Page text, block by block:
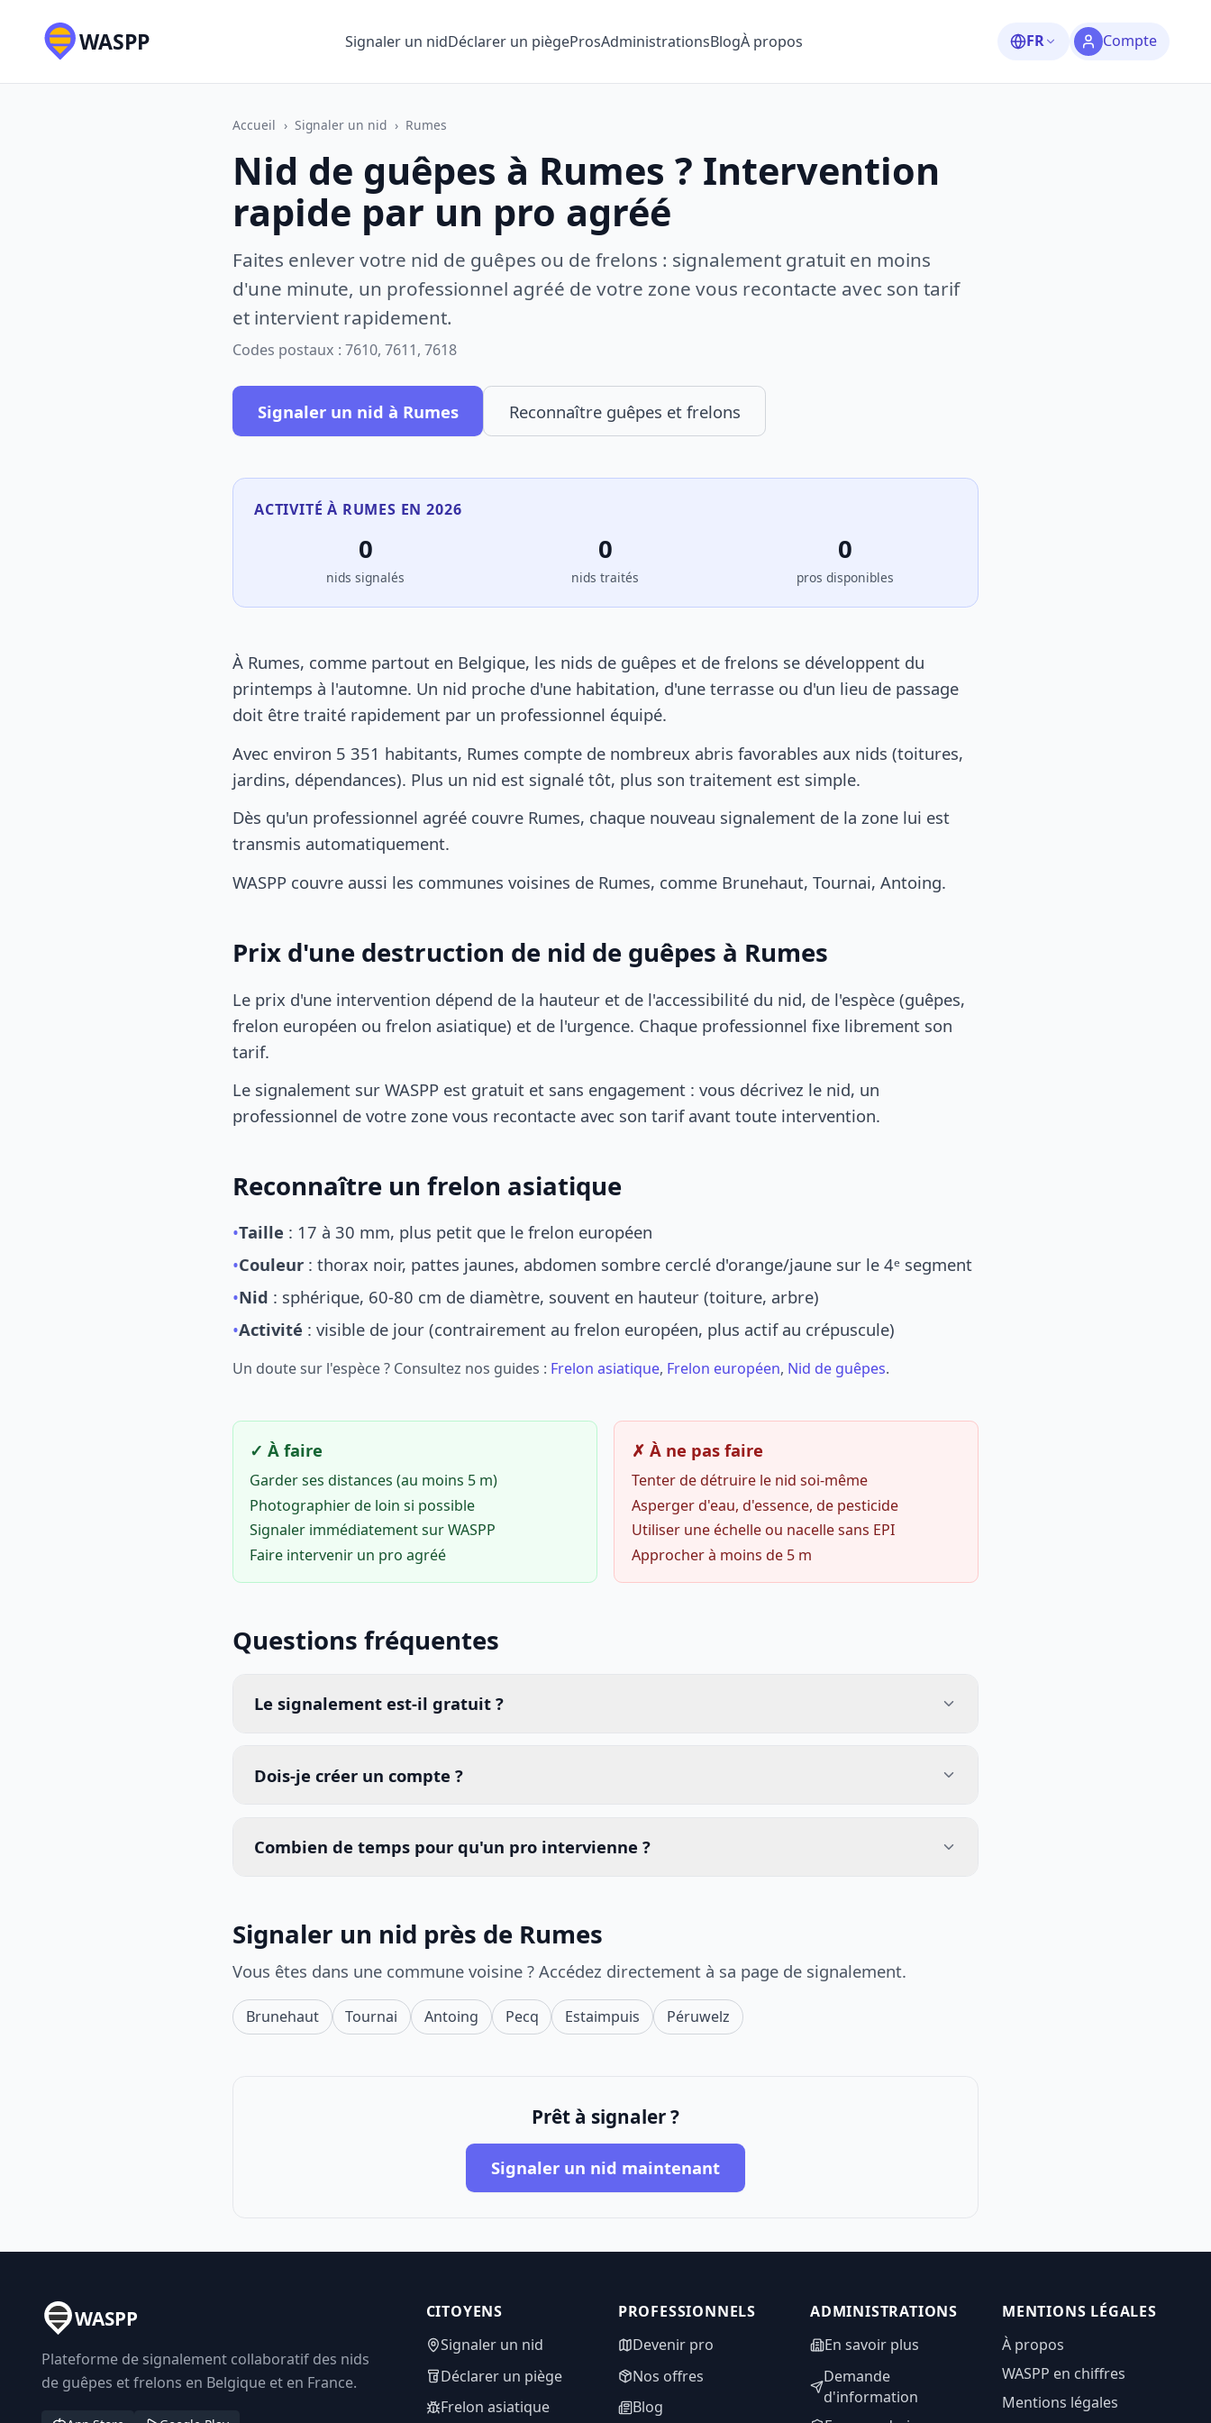
WASPP Signaler un nidDéclarer un piègeProsAdministrationsBlogÀ propos FR Compte
Accueil › Signaler un nid › Rumes
Nid de guêpes à Rumes ? Intervention
rapide par un pro agréé
Faites enlever votre nid de guêpes ou de frelons : signalement gratuit en moins
d'une minute, un professionnel agréé de votre zone vous recontacte avec son tarif
et intervient rapidement.
Codes postaux : 7610, 7611, 7618
Signaler un nid à Rumes Reconnaître guêpes et frelons
ACTIVITÉ À RUMES EN 2026
0
nids signalés
0
nids traités
0
pros disponibles
À Rumes, comme partout en Belgique, les nids de guêpes et de frelons se développent du
printemps à l'automne. Un nid proche d'une habitation, d'une terrasse ou d'un lieu de passage
doit être traité rapidement par un professionnel équipé.
Avec environ 5 351 habitants, Rumes compte de nombreux abris favorables aux nids (toitures,
jardins, dépendances). Plus un nid est signalé tôt, plus son traitement est simple.
Dès qu'un professionnel agréé couvre Rumes, chaque nouveau signalement de la zone lui est
transmis automatiquement.
WASPP couvre aussi les communes voisines de Rumes, comme Brunehaut, Tournai, Antoing.
Prix d'une destruction de nid de guêpes à Rumes
Le prix d'une intervention dépend de la hauteur et de l'accessibilité du nid, de l'espèce (guêpes,
frelon européen ou frelon asiatique) et de l'urgence. Chaque professionnel fixe librement son
tarif.
Le signalement sur WASPP est gratuit et sans engagement : vous décrivez le nid, un
professionnel de votre zone vous recontacte avec son tarif avant toute intervention.
Reconnaître un frelon asiatique
•Taille : 17 à 30 mm, plus petit que le frelon européen
•Couleur : thorax noir, pattes jaunes, abdomen sombre cerclé d'orange/jaune sur le 4ᵉ segment
•Nid : sphérique, 60-80 cm de diamètre, souvent en hauteur (toiture, arbre)
•Activité : visible de jour (contrairement au frelon européen, plus actif au crépuscule)
Un doute sur l'espèce ? Consultez nos guides : Frelon asiatique, Frelon européen, Nid de guêpes.
✓ À faire
Garder ses distances (au moins 5 m)
Photographier de loin si possible
Signaler immédiatement sur WASPP
Faire intervenir un pro agréé
✗ À ne pas faire
Tenter de détruire le nid soi-même
Asperger d'eau, d'essence, de pesticide
Utiliser une échelle ou nacelle sans EPI
Approcher à moins de 5 m
Questions fréquentes
Le signalement est-il gratuit ?
Dois-je créer un compte ?
Combien de temps pour qu'un pro intervienne ?
Signaler un nid près de Rumes
Vous êtes dans une commune voisine ? Accédez directement à sa page de signalement.
Brunehaut Tournai Antoing Pecq Estaimpuis Péruwelz
Prêt à signaler ?
Signaler un nid maintenant
WASPP
Plateforme de signalement collaboratif des nids
de guêpes et frelons en Belgique et en France.
CITOYENS
Signaler un nid
Déclarer un piège
Frelon asiatique
PROFESSIONNELS
Devenir pro
Nos offres
Blog
ADMINISTRATIONS
En savoir plus
Demande
d'information
MENTIONS LÉGALES
À propos
WASPP en chiffres
Mentions légales